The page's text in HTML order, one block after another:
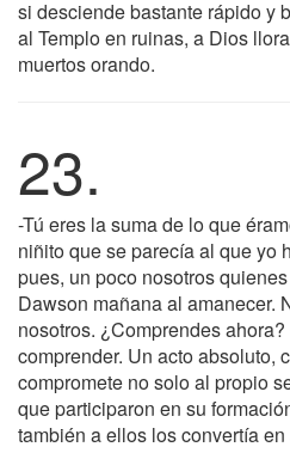
si desciende bastante rápido y
al Templo en ruinas, a Dios
muertos orando.
23.
-Tú eres la suma de lo que
niñito que se parecía al que yo
pues, un poco nosotros
Dawson mañana al amanecer.
nosotros. ¿Comprendes
comprender. Un acto absoluto,
compromete no solo al propio
que participaron en su
también a ellos los convertía